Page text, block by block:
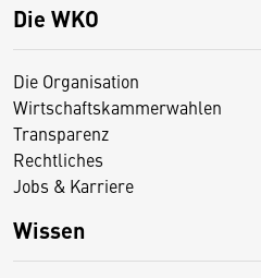
Die WKO
Die Organisation
Wirtschaftskammerwahlen
Transparenz
Rechtliches
Jobs & Karriere
Wissen